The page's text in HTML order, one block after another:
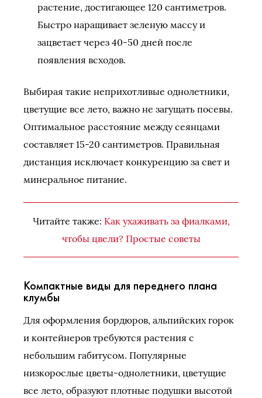
растение, достигающее 120 сантиметров.
Быстро наращивает зеленую массу и
зацветает через 40-50 дней после
появления всходов.
Выбирая такие неприхотливые однолетники,
цветущие все лето, важно не загущать посевы.
Оптимальное расстояние между сеянцами
составляет 15-20 сантиметров. Правильная
дистанция исключает конкуренцию за свет и
минеральное питание.
Читайте также: Как ухаживать за фиалками,
чтобы цвели? Простые советы
Компактные виды для переднего плана
клумбы
Для оформления бордюров, альпийских горок
и контейнеров требуются растения с
небольшим габитусом. Популярные
низкорослые цветы-однолетники, цветущие
все лето, образуют плотные подушки высотой